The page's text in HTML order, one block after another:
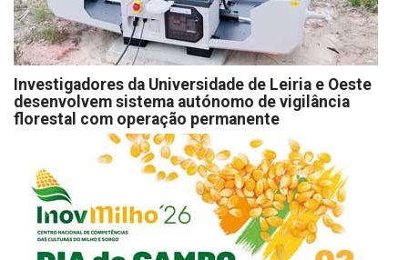
Investigadores da Universidade de Leiria e Oeste
desenvolvem sistema autónomo de vigilância
florestal com operação permanente